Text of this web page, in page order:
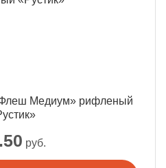
руб.
Медиум» рифленый